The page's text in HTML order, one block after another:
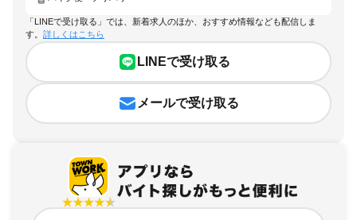
「LINEで受け取る」では、新着求人のほか、おすすめ情報なども配信しま
す。 詳しくはこちら
LINEで受け取る
メールで受け取る